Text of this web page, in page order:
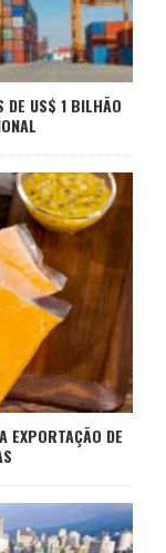
DE US$ 1 BILHÃO
EXPORTAÇÃO DE